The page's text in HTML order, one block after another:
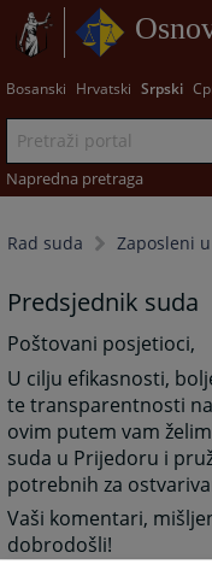
Bosanski Hrvatski Srpski
Napredna pretraga
Rad suda Zaposleni
Predsjednik suda
Poštovani posjetioci,
U cilju efikasnosti,
te transparentnosti
ovim putem vam
suda u Prijedoru i
potrebnih za
Vaši komentari,
dobrodošli!